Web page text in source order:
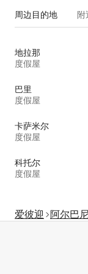
周边目的地 附
地拉那
度假屋
巴里
度假屋
卡萨米尔
度假屋
科托尔
度假屋
爱彼迎 阿尔巴